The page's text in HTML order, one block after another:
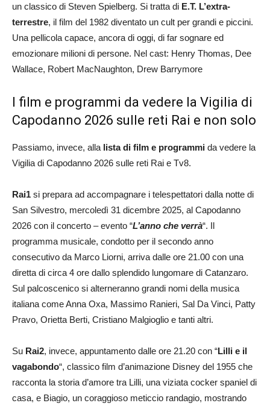
un classico di Steven Spielberg. Si tratta di E.T. L’extra-
terrestre, il film del 1982 diventato un cult per grandi e piccini.
Una pellicola capace, ancora di oggi, di far sognare ed
emozionare milioni di persone. Nel cast: Henry Thomas, Dee
Wallace, Robert MacNaughton, Drew Barrymore
I film e programmi da vedere la Vigilia di
Capodanno 2026 sulle reti Rai e non solo
Passiamo, invece, alla lista di film e programmi da vedere la
Vigilia di Capodanno 2026 sulle reti Rai e Tv8.
Rai1 si prepara ad accompagnare i telespettatori dalla notte di
San Silvestro, mercoledì 31 dicembre 2025, al Capodanno
2026 con il concerto – evento “L’anno che verrà“. Il
programma musicale, condotto per il secondo anno
consecutivo da Marco Liorni, arriva dalle ore 21.00 con una
diretta di circa 4 ore dallo splendido lungomare di Catanzaro.
Sul palcoscenico si alterneranno grandi nomi della musica
italiana come Anna Oxa, Massimo Ranieri, Sal Da Vinci, Patty
Pravo, Orietta Berti, Cristiano Malgioglio e tanti altri.
Su Rai2, invece, appuntamento dalle ore 21.20 con “Lilli e il
vagabondo“, classico film d’animazione Disney del 1955 che
racconta la storia d’amore tra Lilli, una viziata cocker spaniel di
casa, e Biagio, un coraggioso meticcio randagio, mostrando